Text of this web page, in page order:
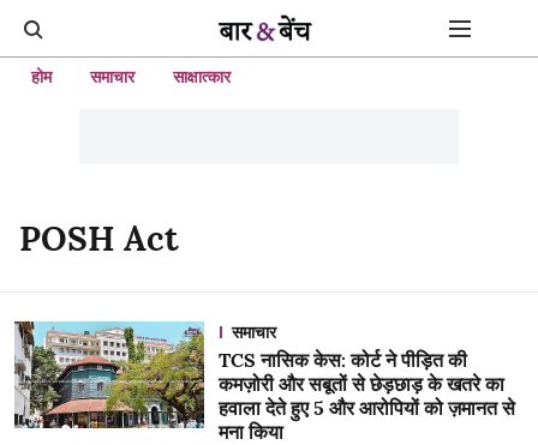
होम समाचार साक्षात्कार
POSH Act
समाचार
TCS नासिक केस: कोर्ट ने पीड़ित की
कमज़ोरी और सबूतों से छेड़छाड़ के खतरे का
हवाला देते हुए 5 और आरोपियों को ज़मानत से
मना किया